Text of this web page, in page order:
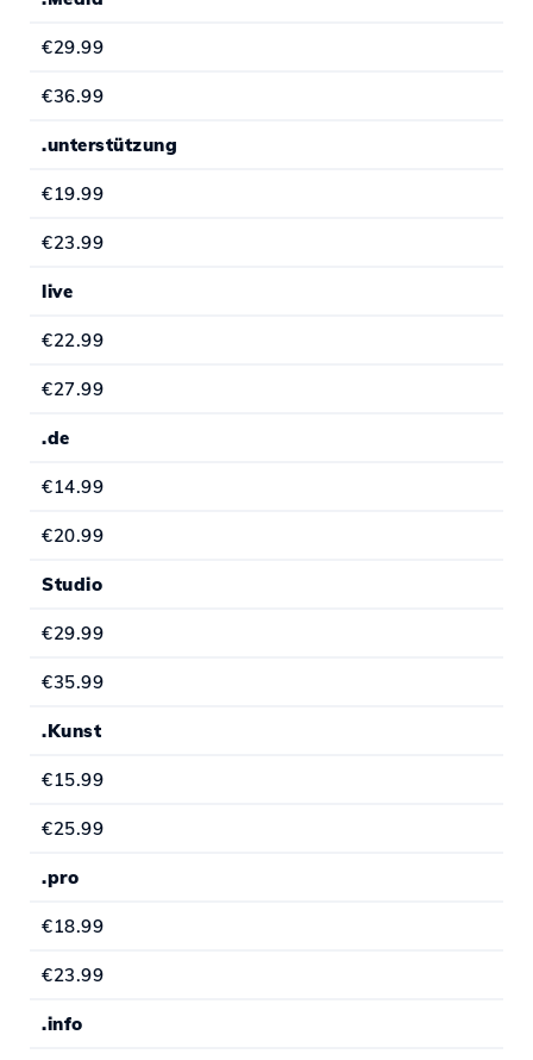
€29.99
€36.99
.unterstützung
€19.99
€23.99
live
€22.99
€27.99
.de
€14.99
€20.99
Studio
€29.99
€35.99
.Kunst
€15.99
€25.99
.pro
€18.99
€23.99
.info